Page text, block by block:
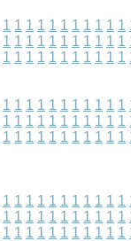
1 1 1 1 1 1 1 1 1 1 1
1 1 1 1 1 1 1 1 1 1 1
1 1 1 1 1 1 1 1 1 1 1
1 1 1 1 1 1 1 1 1 1 1
1 1 1 1 1 1 1 1 1 1 1
1 1 1 1 1 1 1 1 1 1 1
1 1 1 1 1 1 1 1 1 1 1
1 1 1 1 1 1 1 1 1 1 1
1 1 1 1 1 1 1 1 1 1 1